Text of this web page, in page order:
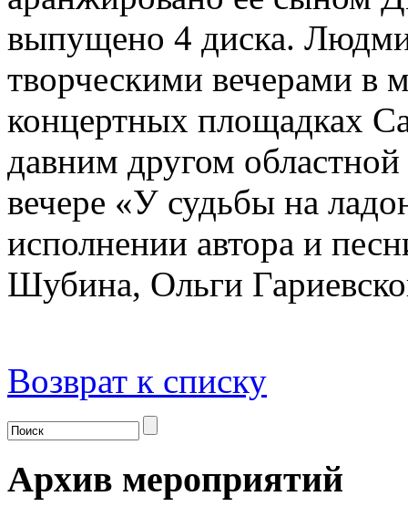
выпущено 4 диска.
творческими вечерами в
концертных площадках
давним другом
вечере «У судьбы на
исполнении автора и
Шубина, Ольги
Возврат к списку
Архив мероприятий